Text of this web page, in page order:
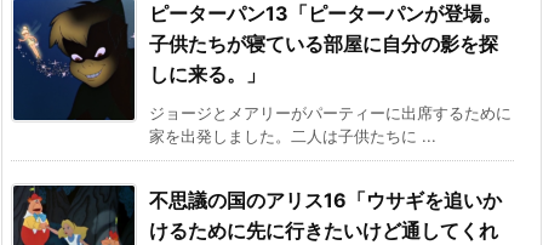
ピーターパン13「ピーターパンが登場。
子供たちが寝ている部屋に自分の影を探
しに来る。」
ジョージとメアリーがパーティーに出席するために
家を出発しました。二人は子供たちに ...
不思議の国のアリス16「ウサギを追いか
けるために先に行きたいけど通してくれ